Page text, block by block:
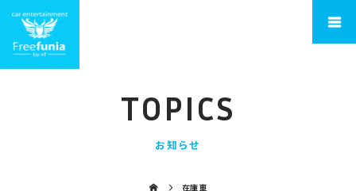
TOPICS
お知らせ
在庫車